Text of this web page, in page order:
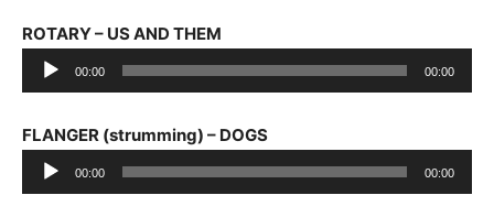
ROTARY – US AND THEM
Audio
Player
00:00 00:00
FLANGER (strumming) – DOGS
Audio
Player
00:00 00:00